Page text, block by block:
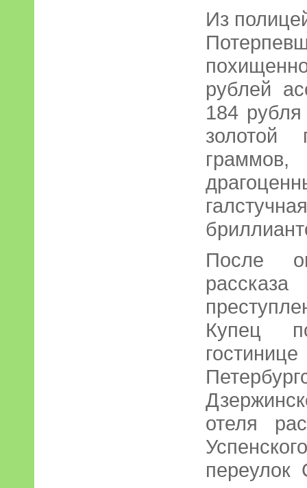
Из
рублей
184
золотой
После
рассказа
Купец
отеля
переулок